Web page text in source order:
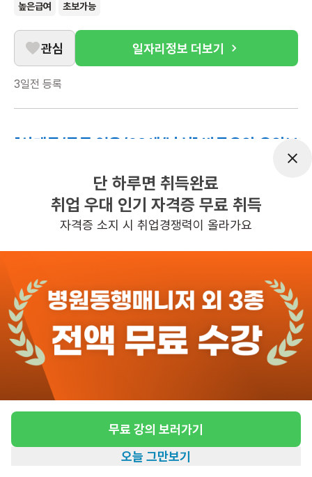
높은급여 초보가능
관심 일자리정보 더보기
3일전 등록
[상계동/등급 없음/63세/남성] 방문요양 요양보
시급 14,000원
근무유형
방문요양
근무시간
09:00~12:00
높은급여
관심
3일전등록
[상계동/4등급/90세/여성] 방문요양 요양보호
단 하루면 취득완료
취업 우대 인기 자격증 무료 취득
자격증 소지 시 취업경쟁력이 올라가요
무료 강의 보러가기
오늘 그만보기